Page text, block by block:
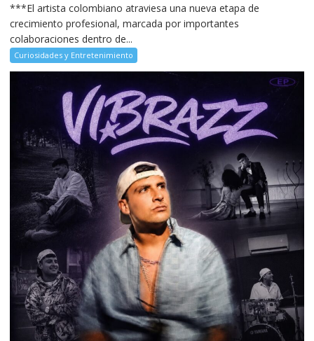
***El artista colombiano atraviesa una nueva etapa de
crecimiento profesional, marcada por importantes
colaboraciones dentro de...
Curiosidades y Entretenimiento